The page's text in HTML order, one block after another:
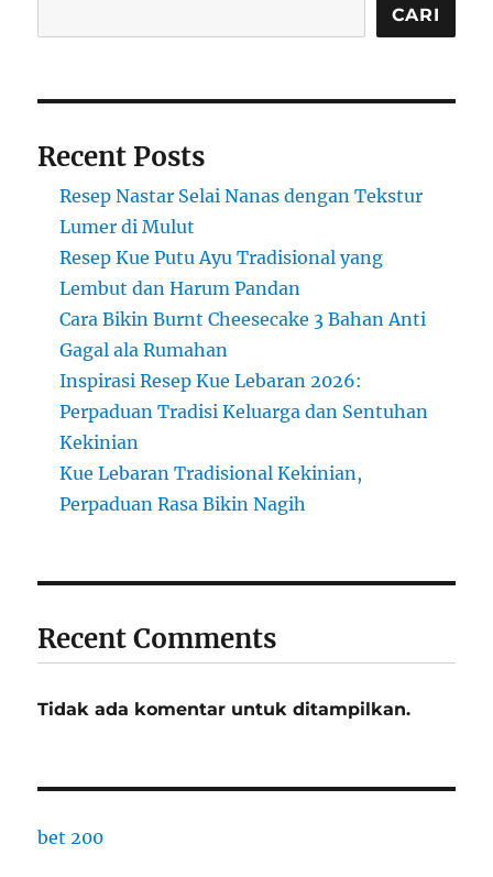
Lezat
CARI
Recent Posts
Resep Nastar Selai Nanas dengan Tekstur
Lumer di Mulut
Resep Kue Putu Ayu Tradisional yang
Lembut dan Harum Pandan
Cara Bikin Burnt Cheesecake 3 Bahan Anti
Gagal ala Rumahan
Inspirasi Resep Kue Lebaran 2026:
Perpaduan Tradisi Keluarga dan Sentuhan
Kekinian
Kue Lebaran Tradisional Kekinian,
Perpaduan Rasa Bikin Nagih
Recent Comments
Tidak ada komentar untuk ditampilkan.
bet 200